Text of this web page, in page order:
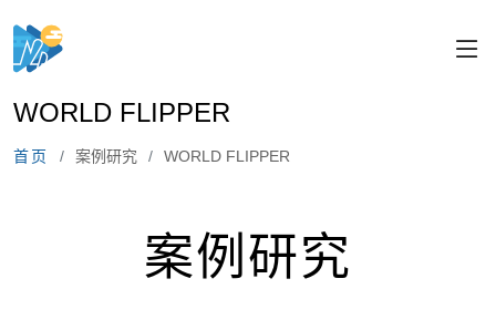
WORLD FLIPPER
首页 案例研究 WORLD FLIPPER
案例研究